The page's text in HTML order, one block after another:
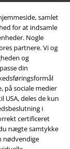
samlet
for at indsamle
Nogle
partnere. Vi og
og
din
på sociale medier
deles de kun
i
certificeret
nægte samtykke
nødvendige
forbedringerne